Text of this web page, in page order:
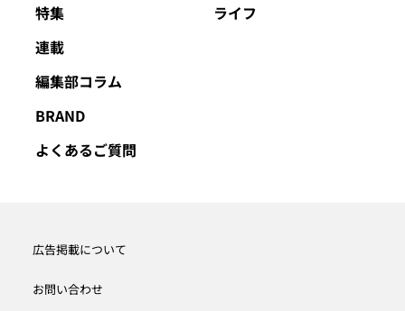
特集
連載
編集部コラム
BRAND
よくあるご質問
ライフ
広告掲載について
お問い合わせ